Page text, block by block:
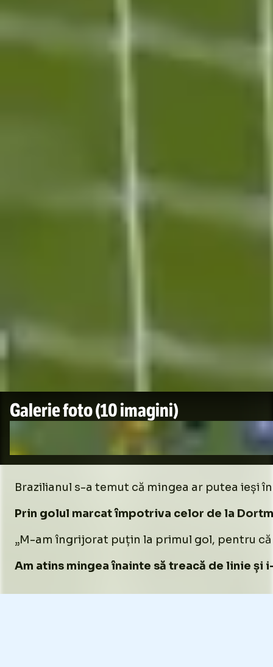
Galerie foto(10 imagini)
Brazilianul s-a temut că mingea ar putea ieși
Prin golul marcat împotriva celor de la
„M-am îngrijorat puțin la primul gol, pentru
Am atins mingea înainte să treacă de linie și